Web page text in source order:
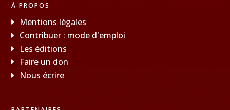
À PROPOS
Mentions légales
Contribuer : mode d'emploi
Les éditions
Faire un don
Nous écrire